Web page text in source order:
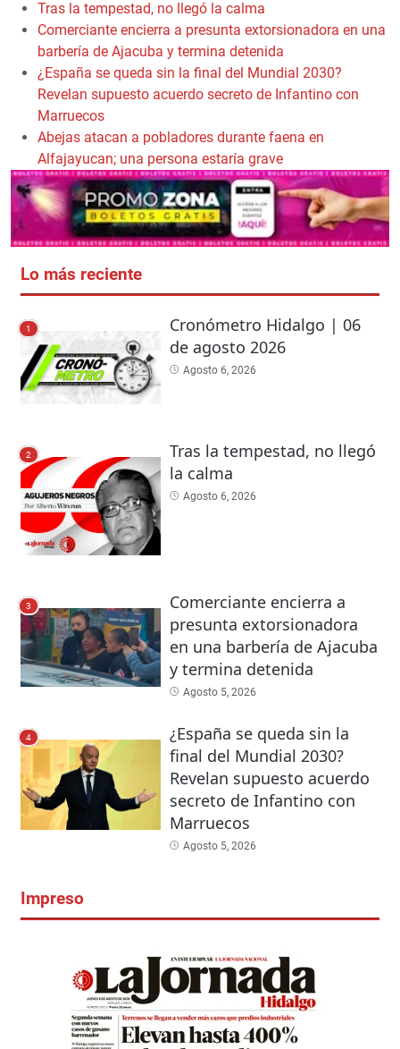
Tras la tempestad, no llegó la calma
Comerciante encierra a presunta extorsionadora en una
barbería de Ajacuba y termina detenida
¿España se queda sin la final del Mundial 2030?
Revelan supuesto acuerdo secreto de Infantino con
Marruecos
Abejas atacan a pobladores durante faena en
Alfajayucan; una persona estaría grave
Lo más reciente
1
Cronómetro Hidalgo | 06
de agosto 2026
Agosto 6, 2026
2
Tras la tempestad, no llegó
la calma
Agosto 6, 2026
3
Comerciante encierra a
presunta extorsionadora
en una barbería de Ajacuba
y termina detenida
Agosto 5, 2026
4
¿España se queda sin la
final del Mundial 2030?
Revelan supuesto acuerdo
secreto de Infantino con
Marruecos
Agosto 5, 2026
Impreso